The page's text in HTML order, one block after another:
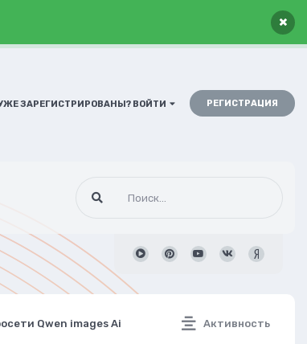
×
ЗАРЕГИСТРИРОВАНЫ? ВОЙТИ РЕГИСТРАЦИЯ
Активность
Qwen images Ai